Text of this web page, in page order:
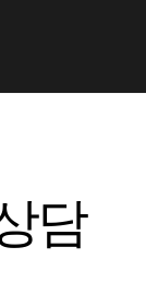
담